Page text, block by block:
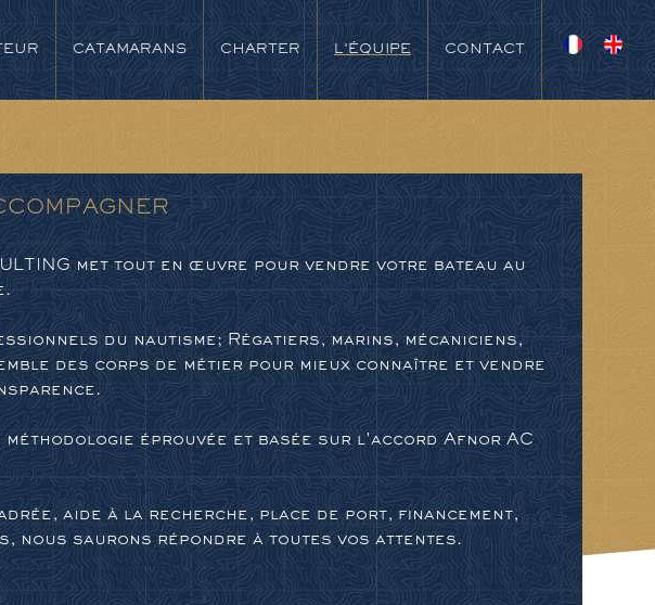
CATAMARANS CHARTER L'ÉQUIPE CONTACT
met tout en œuvre pour vendre votre bateau au
du nautisme; Régatiers, marins, mécaniciens,
des corps de métier pour mieux connaître et vendre
méthodologie éprouvée et basée sur l'accord Afnor AC
aide à la recherche, place de port, financement,
nous saurons répondre à toutes vos attentes.